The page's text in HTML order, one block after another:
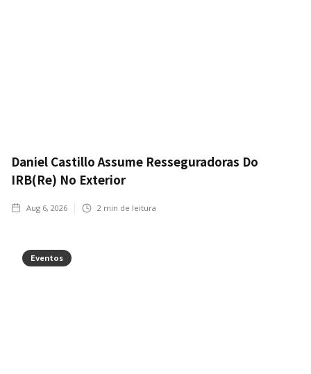
Daniel Castillo Assume Resseguradoras Do
IRB(Re) No Exterior
Aug 6, 2026 2 min de leitura
Eventos